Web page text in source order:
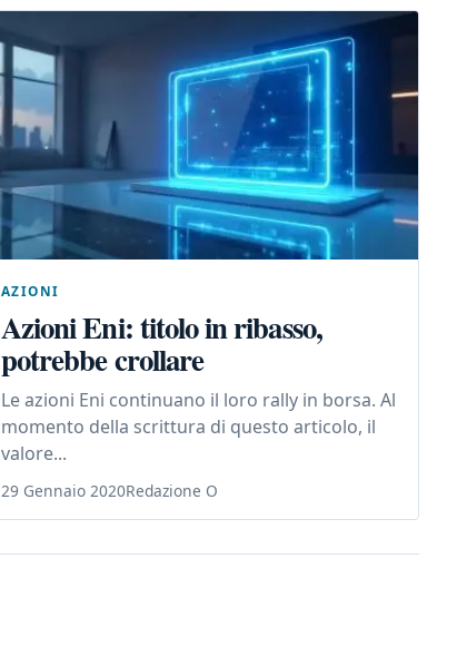
AZIONI
Azioni Eni: titolo in ribasso,
potrebbe crollare
Le azioni Eni continuano il loro rally in borsa. Al
momento della scrittura di questo articolo, il
valore...
29 Gennaio 2020Redazione O